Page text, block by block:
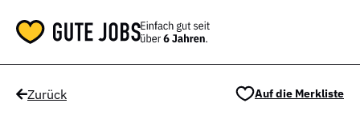
Zurück Auf die Merkliste